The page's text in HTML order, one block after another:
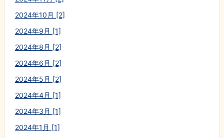
2024年10月 [2]
2024年9月 [1]
2024年8月 [2]
2024年6月 [2]
2024年5月 [2]
2024年4月 [1]
2024年3月 [1]
2024年1月 [1]